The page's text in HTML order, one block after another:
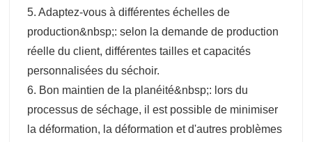
5. Adaptez-vous à différentes échelles de
production&nbsp;: selon la demande de production
réelle du client, différentes tailles et capacités
personnalisées du séchoir.
6. Bon maintien de la planéité&nbsp;: lors du
processus de séchage, il est possible de minimiser
la déformation, la déformation et d'autres problèmes